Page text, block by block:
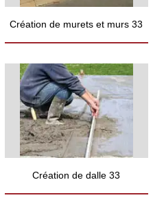
Création de murets et murs 33
Création de dalle 33